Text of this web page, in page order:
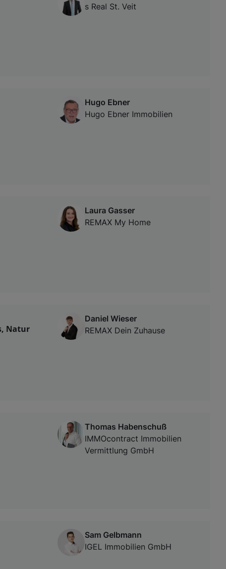
s Real St. Veit
Hugo Ebner
Hugo Ebner Immobilien
Laura Gasser
REMAX My Home
Natur
Daniel Wieser
REMAX Dein Zuhause
Thomas Habenschuß
IMMOcontract Immobilien
Vermittlung GmbH
Sam Gelbmann
IGEL Immobilien GmbH